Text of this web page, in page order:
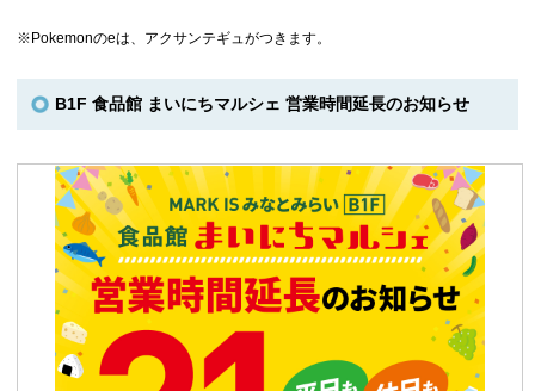
※Pokemonのeは、アクサンテギュがつきます。
B1F 食品館 まいにちマルシェ 営業時間延長のお知らせ